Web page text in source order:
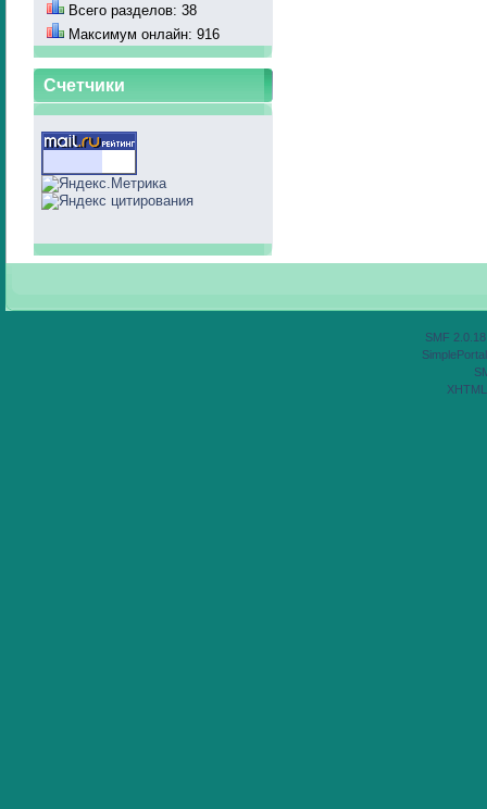
Всего разделов: 38
Максимум онлайн: 916
Счетчики
SMF 2.0.18
XHTML